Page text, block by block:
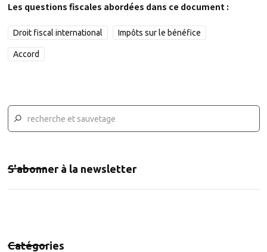
Les questions fiscales abordées dans ce document :
Droit fiscal international Impôts sur le bénéfice
Accord
S'abonner à la newsletter
Catégories